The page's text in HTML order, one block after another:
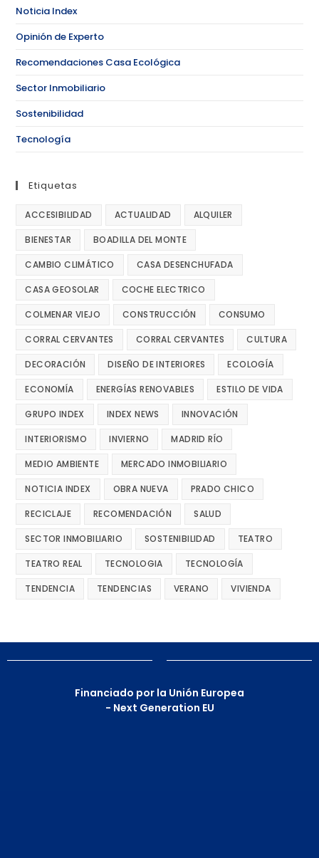
Noticia Index
Opinión de Experto
Recomendaciones Casa Ecológica
Sector Inmobiliario
Sostenibilidad
Tecnología
Etiquetas
ACCESIBILIDAD ACTUALIDAD ALQUILER
BIENESTAR BOADILLA DEL MONTE
CAMBIO CLIMÁTICO CASA DESENCHUFADA
CASA GEOSOLAR COCHE ELECTRICO
COLMENAR VIEJO CONSTRUCCIÓN CONSUMO
CORRAL CERVANTES CORRAL CERVANTES CULTURA
DECORACIÓN DISEÑO DE INTERIORES ECOLOGÍA
ECONOMÍA ENERGÍAS RENOVABLES ESTILO DE VIDA
GRUPO INDEX INDEX NEWS INNOVACIÓN
INTERIORISMO INVIERNO MADRID RÍO
MEDIO AMBIENTE MERCADO INMOBILIARIO
NOTICIA INDEX OBRA NUEVA PRADO CHICO
RECICLAJE RECOMENDACIÓN SALUD
SECTOR INMOBILIARIO SOSTENIBILIDAD TEATRO
TEATRO REAL TECNOLOGIA TECNOLOGÍA
TENDENCIA TENDENCIAS VERANO VIVIENDA
Financiado por la Unión Europea
- Next Generation EU